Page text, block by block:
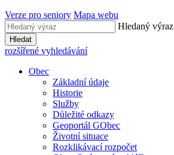
Verze pro seniory Mapa webu
Hledaný výraz
Hledat
rozšířené vyhledávání
Obec
Základní údaje
Historie
Služby
Důležité odkazy
Geoportál GObec
Životní situace
Rozklikávací rozpočet